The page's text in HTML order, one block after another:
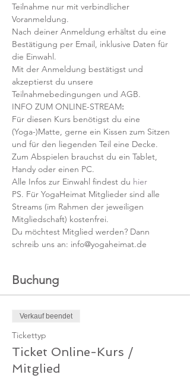
Teilnahme nur mit verbindlicher
Voranmeldung.
Nach deiner Anmeldung erhältst du eine
Bestätigung per Email, inklusive Daten für
die Einwahl.
Mit der Anmeldung bestätigst und
akzeptierst du unsere
Teilnahmebedingungen und AGB.
INFO ZUM ONLINE-STREAM:
Für diesen Kurs benötigst du eine
(Yoga-)Matte, gerne ein Kissen zum Sitzen
und für den liegenden Teil eine Decke.
Zum Abspielen brauchst du ein Tablet,
Handy oder einen PC.
Alle Infos zur Einwahl findest du hier
PS. Für YogaHeimat Mitglieder sind alle
Streams (im Rahmen der jeweiligen
Mitgliedschaft) kostenfrei.
Du möchtest Mitglied werden? Dann
schreib uns an: info@yogaheimat.de
Buchung
Verkauf beendet
Tickettyp
Ticket Online-Kurs /
Mitglied